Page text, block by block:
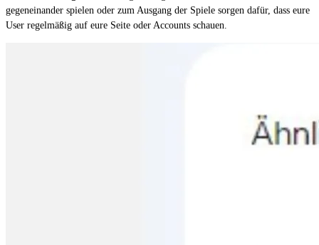
gegeneinander spielen oder zum Ausgang der Spiele sorgen dafür, dass eure
User regelmäßig auf eure Seite oder Accounts schauen.